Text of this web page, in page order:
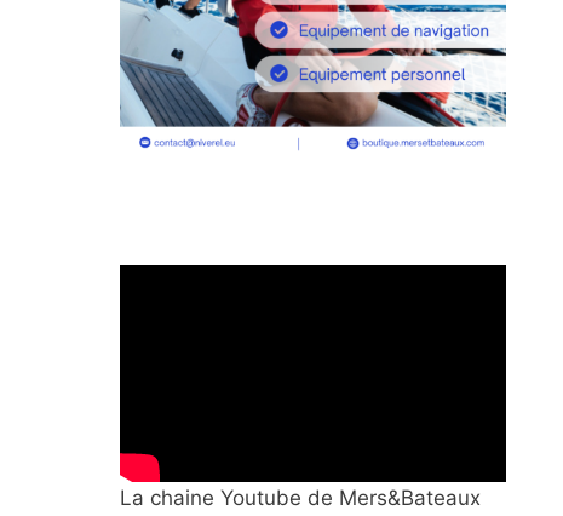
La chaine Youtube de Mers&Bateaux